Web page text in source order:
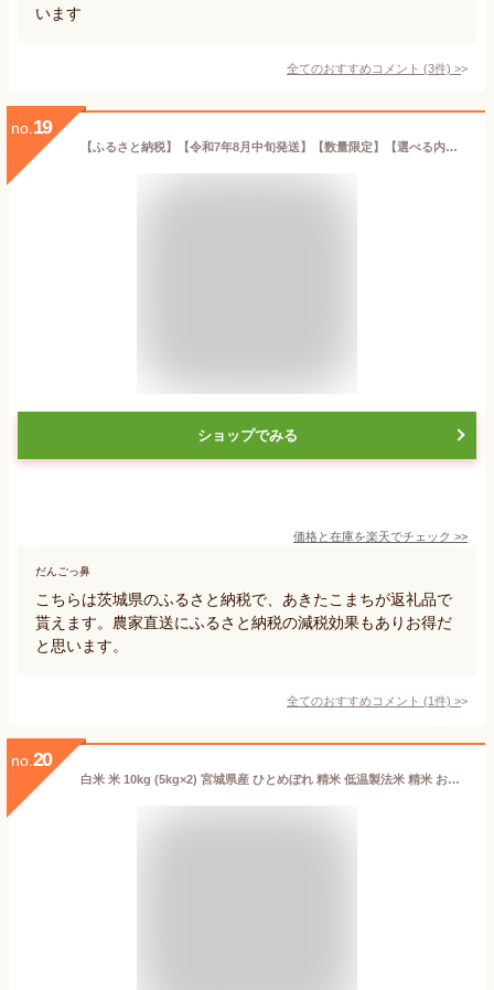
います
全てのおすすめコメント (3件) >
no. 19
【ふるさと納税】【令和7年8月中旬発送】【数量限定】【選べる内容量】あきたこまち精米5kg・10kg【米 おこめ 農家直送 直送 茨城県 阿見町】（52-01-2）（52-02-2）
ショップでみる
価格と在庫を楽天でチェック >>
だんごっ鼻
こちらは茨城県のふるさと納税で、あきたこまちが返礼品で
貰えます。農家直送にふるさと納税の減税効果もありお得だ
と思います。
全てのおすすめコメント (1件) >
no. 20
白米 米 10kg (5kg×2) 宮城県産 ひとめぼれ 精米 低温製法米 精米 お米 10キロ ヒトメボレ ご飯 コメ アイリスオーヤマ ごはん アイリスフーズ【割振】